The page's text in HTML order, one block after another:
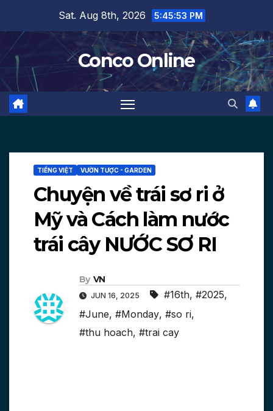
content
Sat. Aug 8th, 2026 5:45:54 PM
Conco Online
TIẾNG VIỆT VƯỜN TƯỢC - GARDEN
Chuyện về trái sơ ri ở
Mỹ và Cách làm nước
trái cây NƯỚC SƠ RI
By VN
JUN 16, 2025 #16th, #2025,
#June, #Monday, #so ri,
#thu hoach, #trai cay